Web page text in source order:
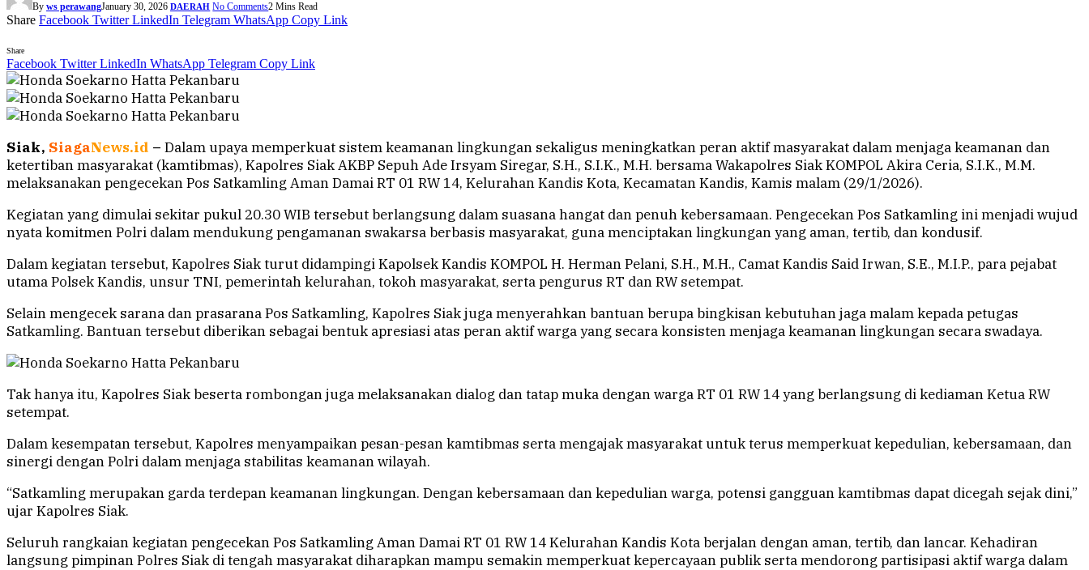
By ws perawangJanuary 30, 2026 DAERAH No Comments2 Mins Read
Share Facebook Twitter LinkedIn Telegram WhatsApp Copy Link
Share
Facebook Twitter LinkedIn WhatsApp Telegram Copy Link
Siak, SiagaNews.id – Dalam upaya memperkuat sistem keamanan lingkungan sekaligus meningkatkan peran aktif masyarakat dalam menjaga keamanan dan
ketertiban masyarakat (kamtibmas), Kapolres Siak AKBP Sepuh Ade Irsyam Siregar, S.H., S.I.K., M.H. bersama Wakapolres Siak KOMPOL Akira Ceria, S.I.K., M.M.
melaksanakan pengecekan Pos Satkamling Aman Damai RT 01 RW 14, Kelurahan Kandis Kota, Kecamatan Kandis, Kamis malam (29/1/2026).
Kegiatan yang dimulai sekitar pukul 20.30 WIB tersebut berlangsung dalam suasana hangat dan penuh kebersamaan. Pengecekan Pos Satkamling ini menjadi wujud
nyata komitmen Polri dalam mendukung pengamanan swakarsa berbasis masyarakat, guna menciptakan lingkungan yang aman, tertib, dan kondusif.
Dalam kegiatan tersebut, Kapolres Siak turut didampingi Kapolsek Kandis KOMPOL H. Herman Pelani, S.H., M.H., Camat Kandis Said Irwan, S.E., M.I.P., para pejabat
utama Polsek Kandis, unsur TNI, pemerintah kelurahan, tokoh masyarakat, serta pengurus RT dan RW setempat.
Selain mengecek sarana dan prasarana Pos Satkamling, Kapolres Siak juga menyerahkan bantuan berupa bingkisan kebutuhan jaga malam kepada petugas
Satkamling. Bantuan tersebut diberikan sebagai bentuk apresiasi atas peran aktif warga yang secara konsisten menjaga keamanan lingkungan secara swadaya.
Tak hanya itu, Kapolres Siak beserta rombongan juga melaksanakan dialog dan tatap muka dengan warga RT 01 RW 14 yang berlangsung di kediaman Ketua RW
setempat.
Dalam kesempatan tersebut, Kapolres menyampaikan pesan-pesan kamtibmas serta mengajak masyarakat untuk terus memperkuat kepedulian, kebersamaan, dan
sinergi dengan Polri dalam menjaga stabilitas keamanan wilayah.
“Satkamling merupakan garda terdepan keamanan lingkungan. Dengan kebersamaan dan kepedulian warga, potensi gangguan kamtibmas dapat dicegah sejak dini,”
ujar Kapolres Siak.
Seluruh rangkaian kegiatan pengecekan Pos Satkamling Aman Damai RT 01 RW 14 Kelurahan Kandis Kota berjalan dengan aman, tertib, dan lancar. Kehadiran
langsung pimpinan Polres Siak di tengah masyarakat diharapkan mampu semakin memperkuat kepercayaan publik serta mendorong partisipasi aktif warga dalam